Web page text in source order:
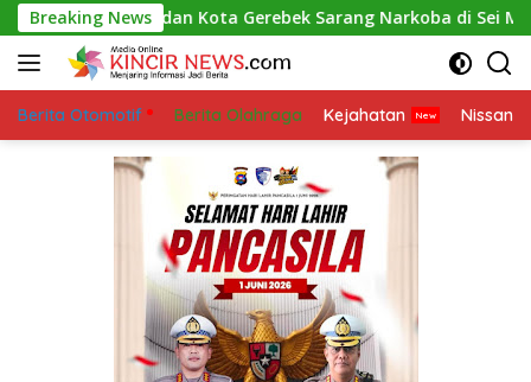
Skip
to
content
Breaking News
Medan Kota Gerebek Sarang Narkoba di Sei Mati
Berita Otomotif Berita Olahraga Kejahatan Nissan